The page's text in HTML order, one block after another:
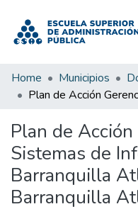
Home Municipios
Plan de
Sistemas de
Barranquilla
Barranquilla